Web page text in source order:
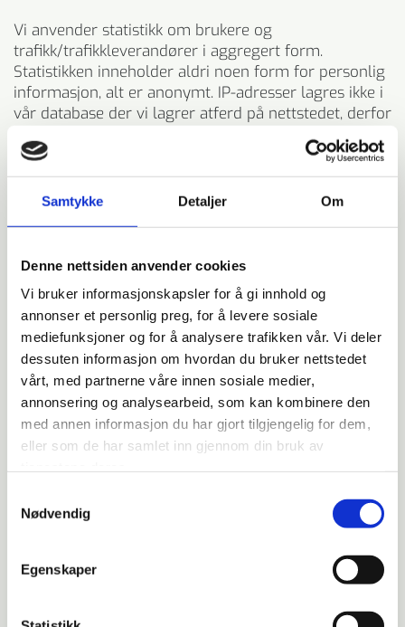
Samtykke Detaljer Om
Denne nettsiden anvender cookies
Vi bruker informasjonskapsler for å gi innhold og
annonser et personlig preg, for å levere sosiale
mediefunksjoner og for å analysere trafikken vår. Vi deler
dessuten informasjon om hvordan du bruker nettstedet
vårt, med partnerne våre innen sosiale medier,
annonsering og analysearbeid, som kan kombinere den
med annen informasjon du har gjort tilgjengelig for dem,
eller som de har samlet inn gjennom din bruk av
Nødvendig
Egenskaper
Vi anvender statistikk om brukere og
trafikk/trafikkleverandører i aggregert form.
Statistikken inneholder aldri noen form for personlig
informasjon, alt er anonymt. IP-adresser lagres ikke i
vår database der vi lagrer atferd på nettstedet, derfor
kan informasjon om deg som bruker aldri kobles
sammen med din identitet. Din IP-adresse lagres av
sikkerhetsmessige årsaker bare i de tilfeller du selv
aktivt registrerer deg på nettstedet.
Formål:
Utvikle og forbedre nettstedet gjennom å forstå
hvordan det anvendes.
Beregne og rapportere brukerantall og trafikk.
Gjøre det lettere for deg å navigere på
nettstedet.
Gjøre det mulig for systemet å kjenne igjen
faste brukere for å kunne tilpasse tjenestene.
Iblant anvender vi
for å gjøre markedsundersøkelser og
Slik forhindrer du at informasjonskapsler
lagres